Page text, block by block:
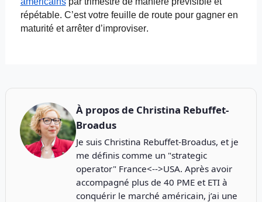
répétable. C’est votre feuille de route pour gagner en
maturité et arrêter d’improviser.
À propos de Christina Rebuffet-
Broadus
Je suis Christina Rebuffet-Broadus, et je
me définis comme un "strategic
operator" France<-->USA. Après avoir
accompagné plus de 40 PME et ETI à
conquérir le marché américain, j’ai une